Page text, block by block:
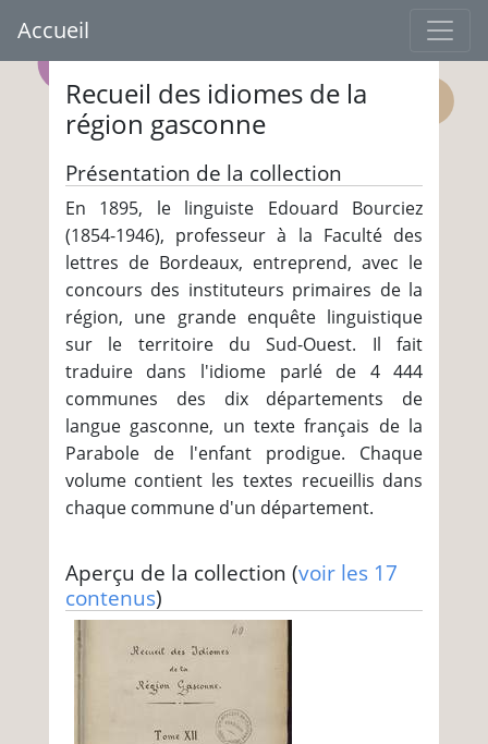
Accueil
Recueil des idiomes de la
région gasconne
Présentation de la collection
En 1895, le linguiste Edouard Bourciez
(1854-1946), professeur à la Faculté des
lettres de Bordeaux, entreprend, avec le
concours des instituteurs primaires de la
région, une grande enquête linguistique
sur le territoire du Sud-Ouest. Il fait
traduire dans l'idiome parlé de 4 444
communes des dix départements de
langue gasconne, un texte français de la
Parabole de l'enfant prodigue. Chaque
volume contient les textes recueillis dans
chaque commune d'un département.
Aperçu de la collection (voir les 17
contenus)